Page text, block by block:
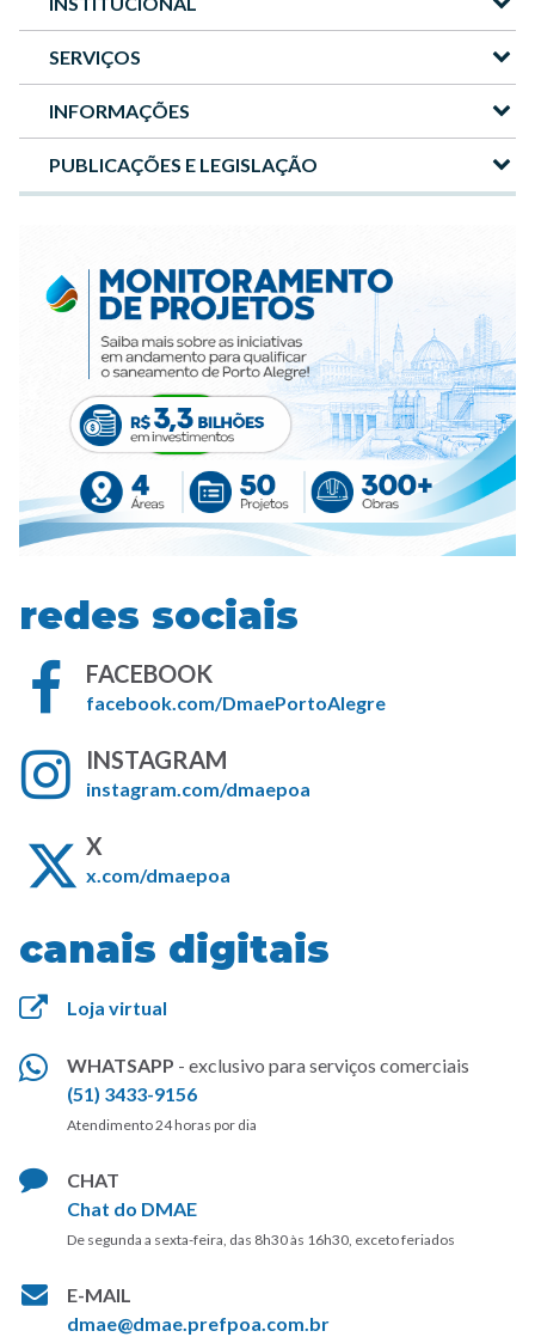
Menu
Site
DMAE
SERVIÇOS
INFORMAÇÕES
PUBLICAÇÕES E LEGISLAÇÃO
redes sociais
FACEBOOK
facebook.com/DmaePortoAlegre(link
INSTAGRAM
instagram.com/dmaepoa
X
x.com/dmaepoa
em
nova
canais digitais
Loja virtual
WHATSAPP - exclusivo para serviços comerciais
(51) 3433-9156
Atendimento 24 horas por dia
CHAT
Chat do DMAE
De segunda a sexta-feira, das 8h30 às 16h30, exceto feriados
E-MAIL
dmae@dmae.prefpoa.com.br